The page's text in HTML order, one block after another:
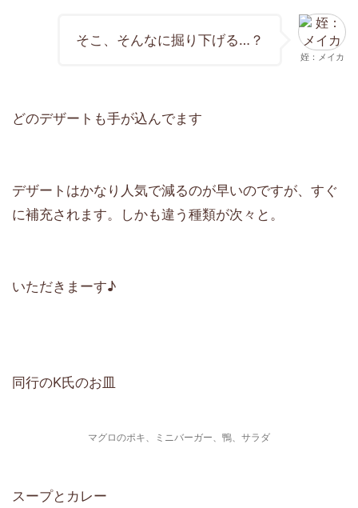
そこ、そんなに掘り下げる…？
姪：メイカ
どのデザートも手が込んでます
デザートはかなり人気で減るのが早いのですが、すぐ
に補充されます。しかも違う種類が次々と。
いただきまーす♪
同行のK氏のお皿
マグロのポキ、ミニバーガー、鴨、サラダ
スープとカレー